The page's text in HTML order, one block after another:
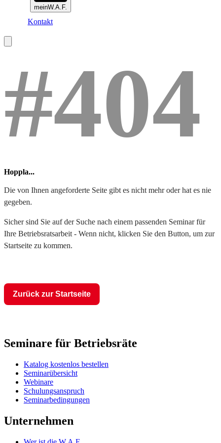
meinW.A.F.
Kontakt
#404
Hoppla...
Die von Ihnen angeforderte Seite gibt es nicht mehr oder hat es nie
gegeben.
Sicher sind Sie auf der Suche nach einem passenden Seminar für
Ihre Betriebsratsarbeit - Wenn nicht, klicken Sie den Button, um zur
Startseite zu kommen.
Zurück zur Startseite
Seminare für Betriebsräte
Katalog kostenlos bestellen
Seminarübersicht
Webinare
Schulungsanspruch
Seminarbedingungen
Unternehmen